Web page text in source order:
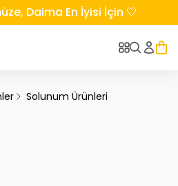
Daima En İyisi İçin 🤍
Solunum Ürünleri